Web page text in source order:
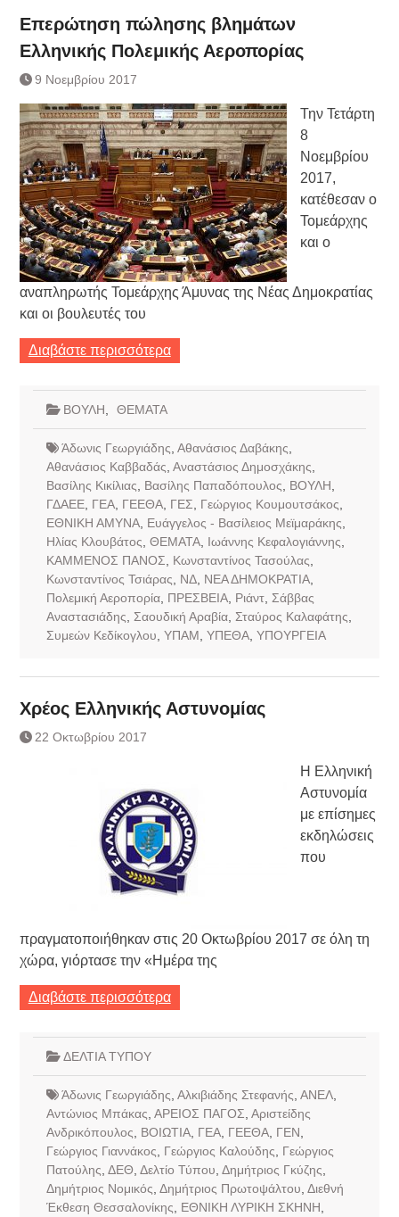
Επερώτηση πώλησης βλημάτων
Ελληνικής Πολεμικής Αεροπορίας
9 Νοεμβρίου 2017
Την Τετάρτη
8
Νοεμβρίου
2017,
κατέθεσαν ο
Τομεάρχης
και ο
αναπληρωτής Τομεάρχης Άμυνας της Νέας Δημοκρατίας
και οι βουλευτές του
Διαβάστε περισσότερα
ΒΟΥΛΗ ΘΕΜΑΤΑ
Άδωνις Γεωργιάδης Αθανάσιος Δαβάκης
Αθανάσιος Καββαδάς Αναστάσιος Δημοσχάκης
Βασίλης Κικίλιας
Βασίλης Παπαδόπουλος ΒΟΥΛΗ
ΓΔΑΕΕ, ΓΕΑ, ΓΕΕΘΑ, ΓΕΣ Γεώργιος Κουμουτσάκος
ΕΘΝΙΚΗ ΑΜΥΝΑ, Ευάγγελος - Βασίλειος Μεϊμαράκης
Ηλίας Κλουβάτος ΘΕΜΑΤΑ, Ιωάννης Κεφαλογιάννης
ΚΑΜΜΕΝΟΣ ΠΑΝΟΣ
Κωνσταντίνος Τασούλας
Κωνσταντίνος Τσιάρας
ΝΔ, ΝΕΑ ΔΗΜΟΚΡΑΤΙΑ,
Πολεμική Αεροπορία, ΠΡΕΣΒΕΙΑ, Ριάντ, Σάββας
Αναστασιάδης
Σαουδική Αραβία, Σταύρος Καλαφάτης
Συμεών Κεδίκογλου ΥΠΑΜ ΥΠΕΘΑ, ΥΠΟΥΡΓΕΙΑ
Χρέος Ελληνικής Αστυνομίας
22 Οκτωβρίου 2017
Η Ελληνική
Αστυνομία
με επίσημες
εκδηλώσεις
που
πραγματοποιήθηκαν στις 20 Οκτωβρίου 2017 σε όλη τη
χώρα, γιόρτασε την «Ημέρα της
Διαβάστε περισσότερα
ΔΕΛΤΙΑ ΤΥΠΟΥ
Άδωνις Γεωργιάδης Αλκιβιάδης Στεφανής ΑΝΕΛ,
Αντώνιος Μπάκας ΑΡΕΙΟΣ ΠΑΓΟΣ Αριστείδης
Ανδρικόπουλος
ΒΟΙΩΤΙΑ, ΓΕΑ, ΓΕΕΘΑ, ΓΕΝ
Γεώργιος Γιαννάκος
Γεώργιος Καλούδης
Γεώργιος
Πατούλης ΔΕΘ Δελτίο Τύπου Δημήτριος Γκύζης
Δημήτριος Νομικός Δημήτριος Πρωτοψάλτου Διεθνή
Έκθεση Θεσσαλονίκης
ΕΘΝΙΚΗ ΛΥΡΙΚΗ ΣΚΗΝΗ